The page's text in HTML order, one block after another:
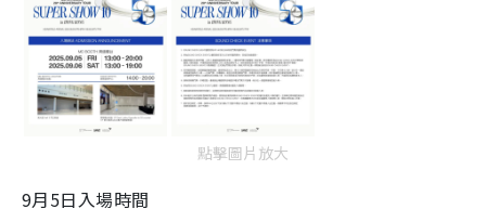
點擊圖片放大
9月5日入場時間